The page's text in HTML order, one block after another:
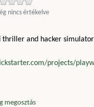
nincs értékelve
thriller and hacker
projects/
megosztás